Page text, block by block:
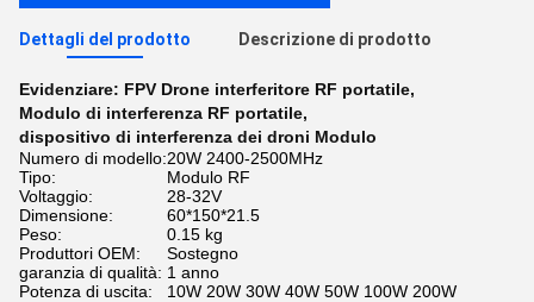
Dettagli del prodotto Descrizione di prodotto
Evidenziare: FPV Drone interferitore RF portatile,
Modulo di interferenza RF portatile,
dispositivo di interferenza dei droni Modulo
Numero di modello:20W 2400-2500MHz
Tipo:
Modulo RF
Voltaggio:
28-32V
Dimensione:
60*150*21.5
Peso:
0.15 kg
Produttori OEM:
Sostegno
garanzia di qualità: 1 anno
Potenza di uscita:
10W 20W 30W 40W 50W 100W 200W